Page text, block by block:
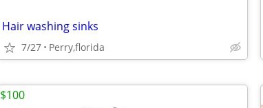
Hair washing sinks
7/27 Perry,florida
$100